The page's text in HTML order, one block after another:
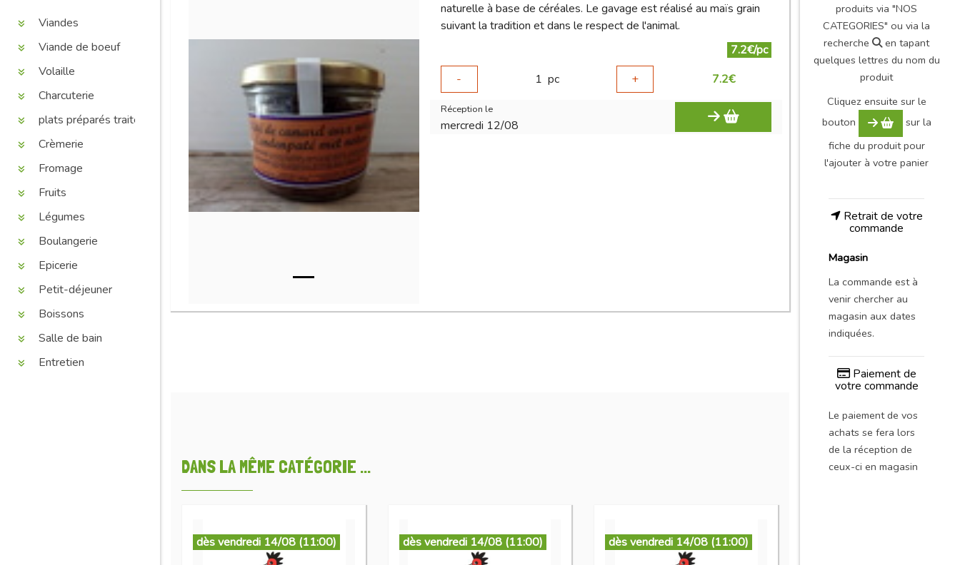
Viandes
Viande de boeuf
Volaille
Charcuterie
plats préparés traiteur
Crèmerie
Fromage
Fruits
Légumes
Boulangerie
Epicerie
Petit-déjeuner
Boissons
Salle de bain
Entretien
naturelle à base de céréales. Le gavage est réalisé au maïs grain
suivant la tradition et dans le respect de l'animal.
7.2€/pc
-
1 pc + 7.2€
Réception le
mercredi 12/08
DANS LA MÊME CATÉGORIE ...
dès vendredi 14/08 (11:00) dès vendredi 14/08 (11:00) dès vendredi 14/08 (11:00)
produits via "NOS
CATEGORIES" ou via la
recherche
en tapant
quelques lettres du nom du
produit
Cliquez ensuite sur le
bouton
sur la
fiche du produit pour
l'ajouter à votre panier
Retrait de votre
commande
Magasin
La commande est à
venir chercher au
magasin aux dates
indiquées.
Paiement de
votre commande
Le paiement de vos
achats se fera lors
de la réception de
ceux-ci en magasin